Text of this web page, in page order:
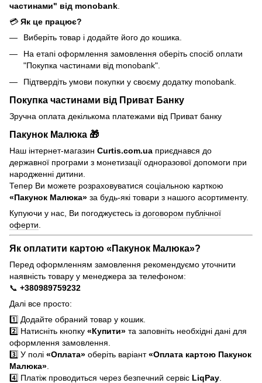
частинами" від monobank
💳 Як це працює?
Виберіть товар і додайте його до кошика.
На етапі оформлення замовлення оберіть спосіб оплати
"Покупка частинами від monobank".
Підтвердіть умови покупки у своєму додатку monobank.
Покупка частинами від Приват Банку
Зручна оплата декількома платежами від Приват банку
Пакунок Малюка 🎁
Наш інтернет-магазин Curtis.com.ua приєднався до
державної програми з монетизації одноразової допомоги при
народженні дитини.
Тепер Ви можете розраховуватися соціальною карткою
«Пакунок Малюка» за будь-які товари з нашого асортименту.
Купуючи у нас, Ви погоджуєтесь із договором публічної
оферти
Як оплатити картою «Пакунок Малюка»?
Перед оформленням замовлення рекомендуємо уточнити
наявність товару у менеджера за телефоном:
📞 +380989759232
Далі все просто:
1️⃣ Додайте обраний товар у кошик.
2️⃣ Натисніть кнопку «Купити» та заповніть необхідні дані для
оформлення замовлення.
3️⃣ У полі «Оплата» оберіть варіант«Оплата картою Пакунок
Малюка»
4️⃣ Платіж проводиться через безпечний сервіс LiqPay